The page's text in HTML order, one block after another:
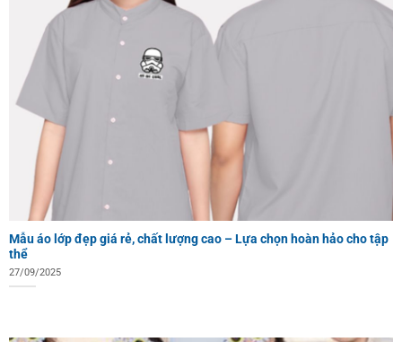
Mẫu áo lớp đẹp giá rẻ, chất lượng cao – Lựa chọn hoàn hảo cho tập
thể
27/09/2025